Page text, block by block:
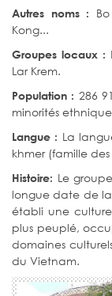
Autres noms :
Kong...
Groupes locaux :
Lar Krem.
Population : 286
minorités
Langue : La
khmer (famille
Histoire: Le
longue date de
établi une
plus peuplé,
domaines
du Vietnam.